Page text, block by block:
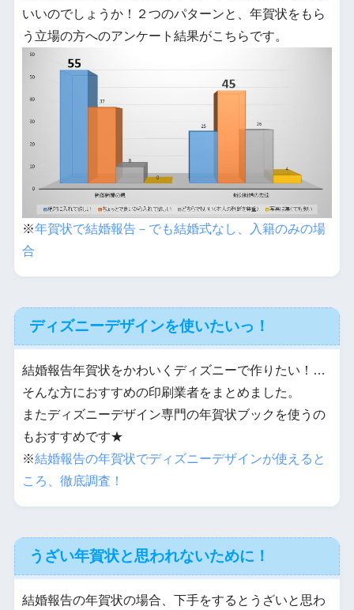
いいのでしょうか！２つのパターンと、年賀状をもら
う立場の方へのアンケート結果がこちらです。
※年賀状で結婚報告－でも結婚式なし、入籍のみの場
合
ディズニーデザインを使いたいっ！
結婚報告年賀状をかわいくディズニーで作りたい！…
そんな方におすすめの印刷業者をまとめました。
またディズニーデザイン専門の年賀状ブックを使うの
もおすすめです★
※結婚報告の年賀状でディズニーデザインが使えると
ころ、徹底調査！
うざい年賀状と思われないために！
結婚報告の年賀状の場合、下手をするとうざいと思わ